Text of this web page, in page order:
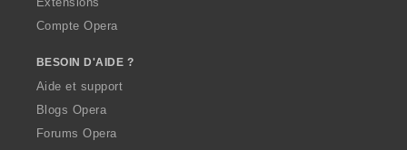
Compte Opera
BESOIN D'AIDE ?
Aide et support
Blogs Opera
Forums Opera